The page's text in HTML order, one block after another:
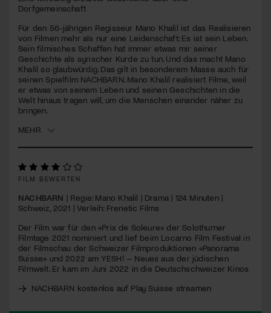
seconds
Dorfgemeinschaft
Für den 56-jährigen Regisseur Mano Khalil ist das Realisieren
von Filmen mehr als nur eine Leidenschaft: Es ist sein Leben.
Sein filmisches Schaffen hat immer etwas mir seiner
Geschichte als syrischer Kurde zu tun. Und das macht Mano
Khalil so glaubwürdig. Das gilt in besonderem Masse auch für
seinen Spielfilm NACHBARN. Mano Khalil realisiert Filme, weil
er etwas von seinem Leben und seinen Geschichten in die
Welt hinaus tragen will, um die Menschen einander näher zu
bringen.
MEHR
FILM BEWERTEN
NACHBARN | Regie: Mano Khalil | Drama | 124 Minuten |
Schweiz, 2021 | Verleih: Frenetic Films
Der Film war für den «Prix de Soleure» der Solothurner
Filmtage 2021 nominiert und lief beim Locarno Film Festival in
der Filmschau der Schweizer Filmproduktionen «Panorama
Suisse» und 2022 am YESH! – Neues aus der jüdischen
Filmwelt. Er kam im Juni 2022 in die Deutschschweizer Kinos
NACHBARN kostenlos auf Play Suisse streamen
Jetzt Mitglied werden